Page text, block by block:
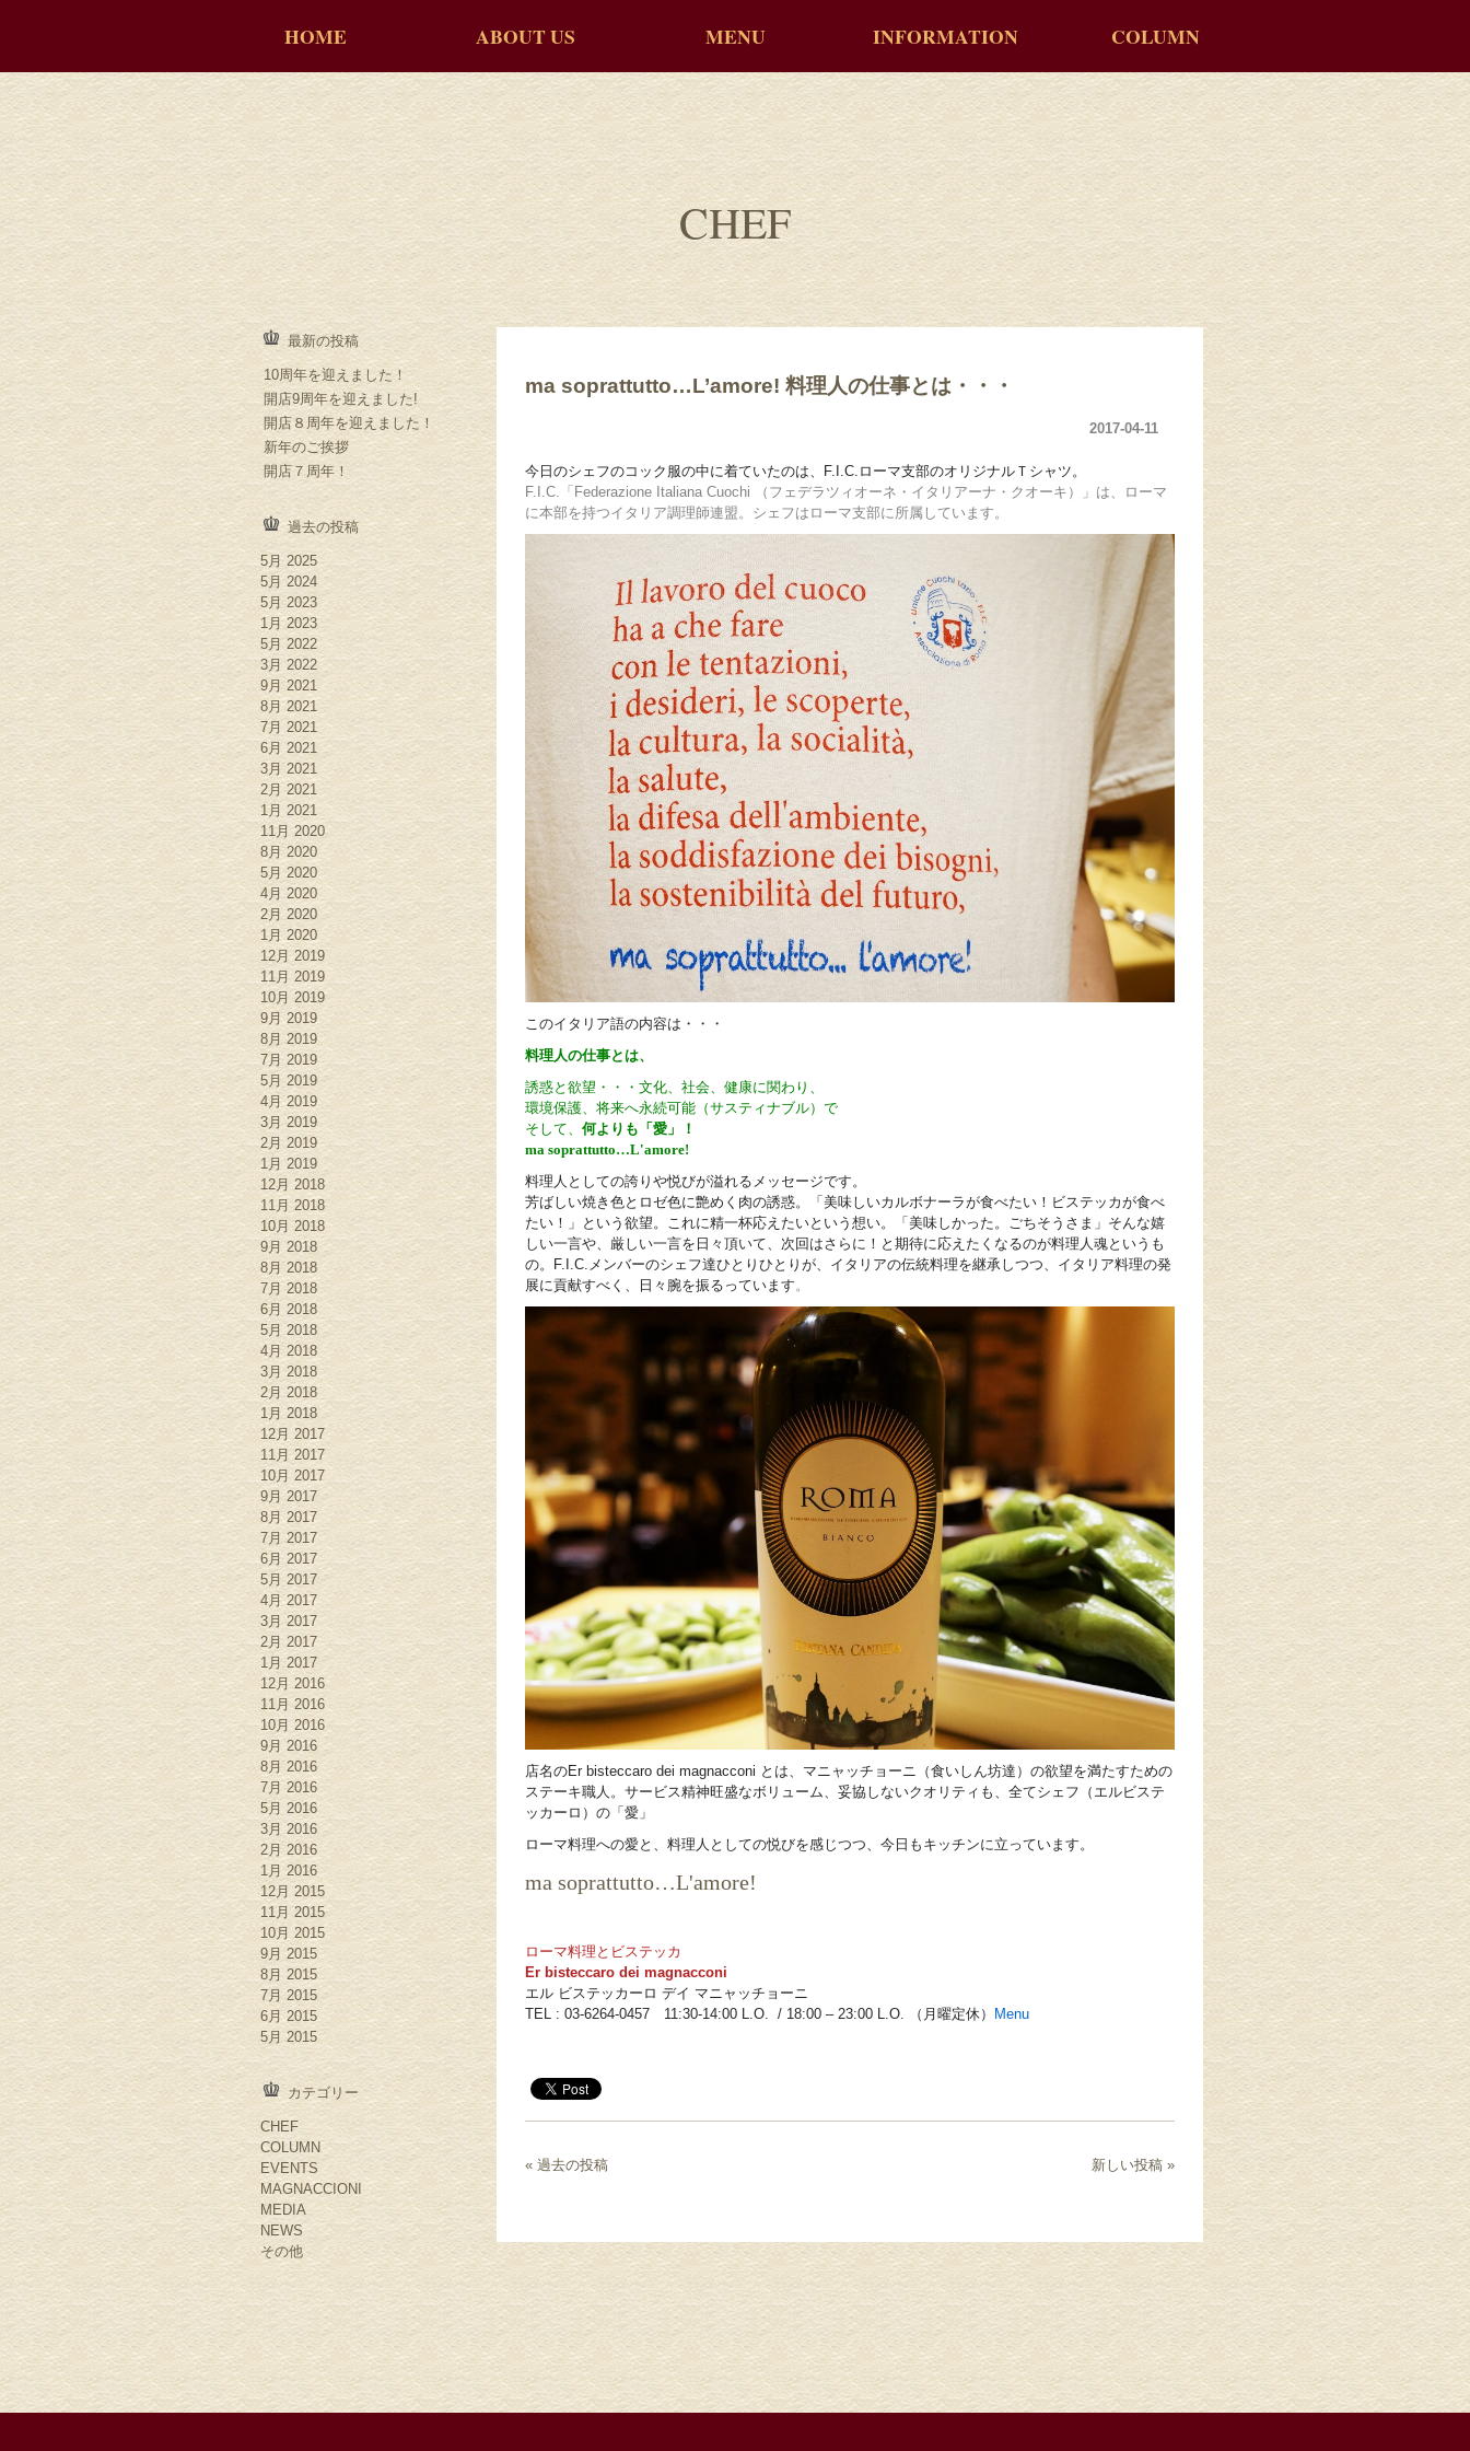
HOME ABOUT US MENU INFORMATION COLUMN
CHEF
ma soprattutto…L’amore! 料理人の仕事とは・・・
2017-04-11
今日のシェフのコック服の中に着ていたのは、F.I.C.ローマ支部のオリジナルＴシャツ。
F.I.C.「Federazione Italiana Cuochi （フェデラツィオーネ・イタリアーナ・クオーキ）」は、ローマ
に本部を持つイタリア調理師連盟。シェフはローマ支部に所属しています。
このイタリア語の内容は・・・
料理人の仕事とは、
誘惑と欲望・・・文化、社会、健康に関わり、
環境保護、将来へ永続可能（サスティナブル）で
そして、 何よりも「愛」！
ma soprattutto…L'amore!
料理人としての誇りや悦びが溢れるメッセージです。
芳ばしい焼き色とロゼ色に艶めく肉の誘惑。「美味しいカルボナーラが食べたい！ビステッカが食べ
たい！」という欲望。これに精一杯応えたいという想い。「美味しかった。ごちそうさま」そんな嬉
しい一言や、厳しい一言を日々頂いて、次回はさらに！と期待に応えたくなるのが料理人魂というも
の。F.I.C.メンバーのシェフ達ひとりひとりが、イタリアの伝統料理を継承しつつ、イタリア料理の発
展に貢献すべく、日々腕を振るっています 。
店名のEr bisteccaro dei magnacconi とは、マニャッチョーニ（食いしん坊達）の欲望を満たすための
ステーキ職人。サービス精神旺盛なボリューム、妥協しないクオリティも、全てシェフ（エルビステ
ッカーロ）の「愛」
ローマ料理への愛と、料理人としての悦びを感じつつ、今日もキッチンに立っています。
ma soprattutto…L'amore!
ローマ料理とビステッカ
Er bisteccaro dei magnacconi
エル ビステッカーロ デイ マニャッチョーニ
TEL : 03-6264-0457 11:30-14:00 L.O. / 18:00 – 23:00 L.O. （月曜定休）
Menu
« 過去の投稿 新しい投稿 »
最新の投稿
10周年を迎えました！
開店9周年を迎えました!
開店８周年を迎えました！
新年のご挨拶
開店７周年！
過去の投稿
5月 2025
5月 2024
5月 2023
1月 2023
5月 2022
3月 2022
9月 2021
8月 2021
7月 2021
6月 2021
3月 2021
2月 2021
1月 2021
11月 2020
8月 2020
5月 2020
4月 2020
2月 2020
1月 2020
12月 2019
11月 2019
10月 2019
9月 2019
8月 2019
7月 2019
5月 2019
4月 2019
3月 2019
2月 2019
1月 2019
12月 2018
11月 2018
10月 2018
9月 2018
8月 2018
7月 2018
6月 2018
5月 2018
4月 2018
3月 2018
2月 2018
1月 2018
12月 2017
11月 2017
10月 2017
9月 2017
8月 2017
7月 2017
6月 2017
5月 2017
4月 2017
3月 2017
2月 2017
1月 2017
12月 2016
11月 2016
10月 2016
9月 2016
8月 2016
7月 2016
5月 2016
3月 2016
2月 2016
1月 2016
12月 2015
11月 2015
10月 2015
9月 2015
8月 2015
7月 2015
6月 2015
5月 2015
カテゴリー
CHEF
COLUMN
EVENTS
MAGNACCIONI
MEDIA
NEWS
その他